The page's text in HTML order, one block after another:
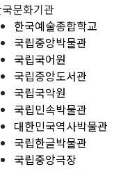
문화기관
한국예술종합학교
국립중앙박물관
국립국어원
국립중앙도서관
국립국악원
국립민속박물관
대한민국역사박물관
국립한글박물관
국립중앙극장